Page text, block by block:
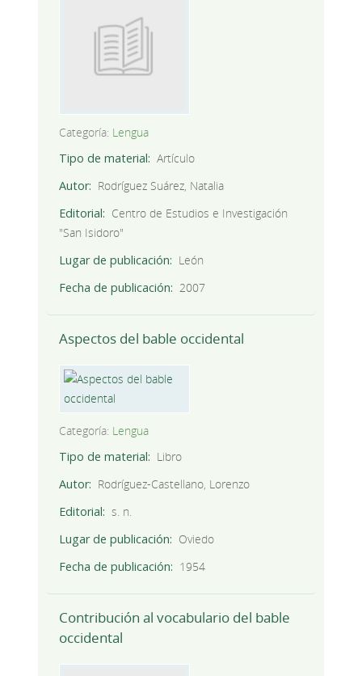
Categoría: Lengua
Tipo de material
Artículo
Autor
Rodríguez Suárez, Natalia
Editorial
Centro de Estudios e Investigación
"San Isidoro"
Lugar de publicación
León
Fecha de publicación
2007
Aspectos del bable occidental
Categoría: Lengua
Tipo de material
Libro
Autor
Rodríguez-Castellano, Lorenzo
Editorial
s. n.
Lugar de publicación
Oviedo
Fecha de publicación
1954
Contribución al vocabulario del bable
occidental